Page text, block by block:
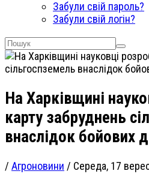
Забули свій пароль?
Забули свій логін?
На Харківщині
карту забруднень
внаслідок бойових
/ Агроновини / Середа, 17